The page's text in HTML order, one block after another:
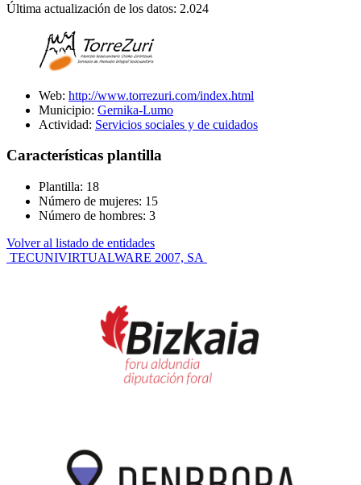
Última actualización de los datos: 2.024
Web: http://www.torrezuri.com/index.html
Municipio: Gernika-Lumo
Actividad: Servicios sociales y de cuidados
Características plantilla
Plantilla: 18
Número de mujeres: 15
Número de hombres: 3
Volver al listado de entidades
Navegación
TECUNIVIRTUALWARE 2007, SA